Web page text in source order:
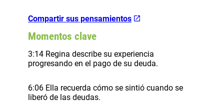
Compartir sus pensamientos
Momentos clave
3:14 Regina describe su experiencia
progresando en el pago de su deuda.
6:06 Ella recuerda cómo se sintió cuando se
liberó de las deudas.